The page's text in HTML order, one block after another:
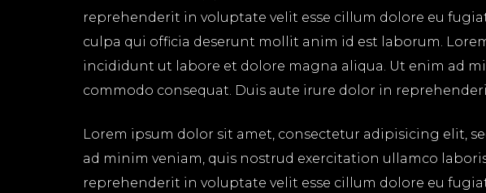
reprehenderit in voluptate velit esse cillum dolore eu
culpa qui officia deserunt mollit anim id est laborum.
incididunt ut labore et dolore magna aliqua. Ut enim ad
commodo consequat. Duis aute irure dolor in
Lorem ipsum dolor sit amet, consectetur adipisicing elit,
ad minim veniam, quis nostrud exercitation ullamco
reprehenderit in voluptate velit esse cillum dolore eu